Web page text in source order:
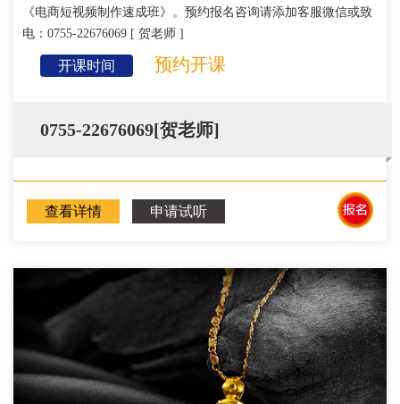
《电商短视频制作速成班》。预约报名咨询请添加客服微信或致
电：0755-22676069 [ 贺老师 ]
开课时间 预约开课
0755-22676069[贺老师]
查看详情 申请试听